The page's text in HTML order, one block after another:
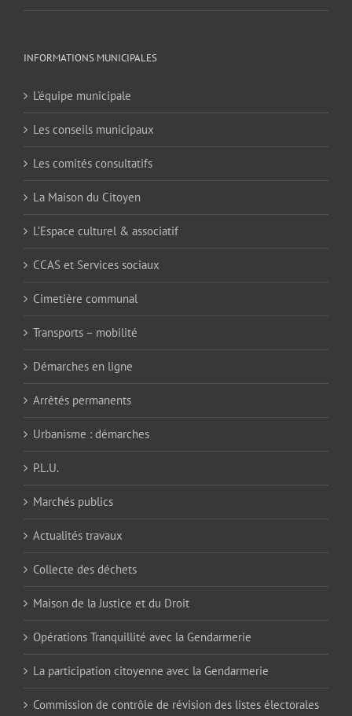
INFORMATIONS MUNICIPALES
L’équipe municipale
Les conseils municipaux
Les comités consultatifs
La Maison du Citoyen
L’Espace culturel & associatif
CCAS et Services sociaux
Cimetière communal
Transports – mobilité
Démarches en ligne
Arrêtés permanents
Urbanisme : démarches
P.L.U.
Marchés publics
Actualités travaux
Collecte des déchets
Maison de la Justice et du Droit
Opérations Tranquillité avec la Gendarmerie
La participation citoyenne avec la Gendarmerie
Commission de contrôle de révision des listes électorales